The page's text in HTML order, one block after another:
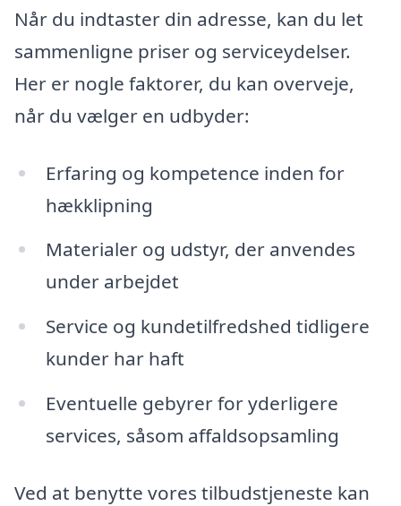
Når du indtaster din adresse, kan du let
sammenligne priser og serviceydelser.
Her er nogle faktorer, du kan overveje,
når du vælger en udbyder:
Erfaring og kompetence inden for
hækklipning
Materialer og udstyr, der anvendes
under arbejdet
Service og kundetilfredshed tidligere
kunder har haft
Eventuelle gebyrer for yderligere
services, såsom affaldsopsamling
Ved at benytte vores tilbudstjeneste kan